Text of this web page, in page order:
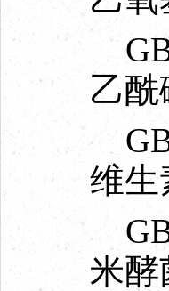
乙
维生
米酵